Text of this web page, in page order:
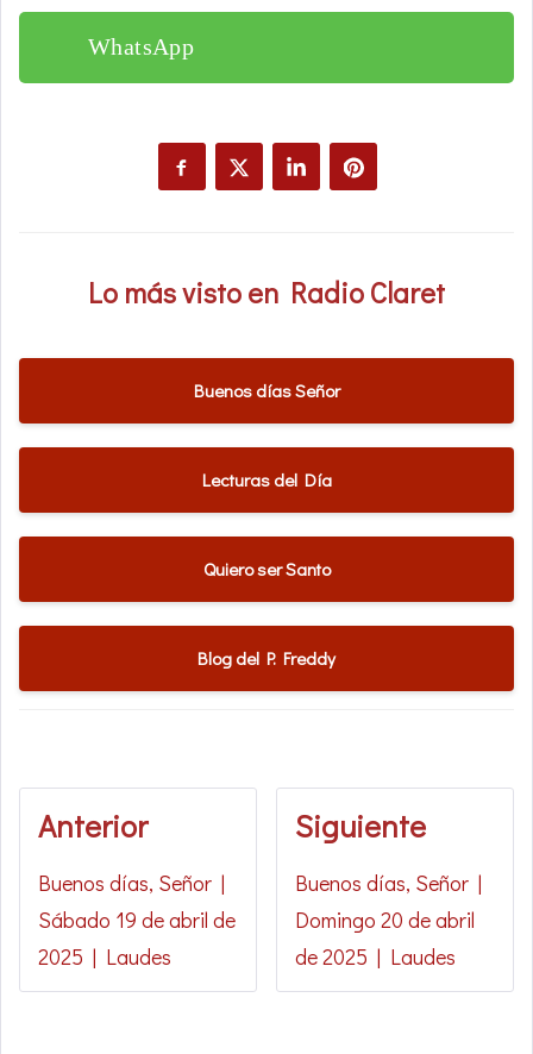
WhatsApp
Lo más visto en Radio Claret
Buenos días Señor
Lecturas del Día
Quiero ser Santo
Blog del P. Freddy
Anterior
Buenos días, Señor |
Sábado 19 de abril de
2025 | Laudes
Siguiente
Buenos días, Señor |
Domingo 20 de abril
de 2025 | Laudes